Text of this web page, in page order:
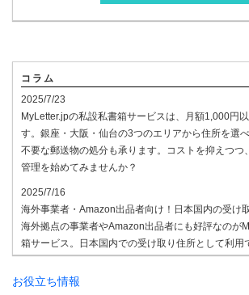
コラム
2025/7/23
MyLetter.jpの私設私書箱サービスは、月額1,000円
す。銀座・大阪・仙台の3つのエリアから住所を選
不要な郵送物の処分も承ります。コストを抑えつつ
管理を始めてみませんか？
2025/7/16
海外事業者・Amazon出品者向け！日本国内の受け
海外拠点の事業者やAmazon出品者にも好評なのが
箱サービス。日本国内での受け取り住所として利用
す。ご相談はお気軽にどうぞ。
お役立ち情報